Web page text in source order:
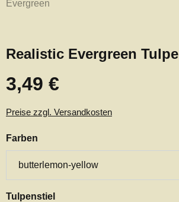
Realistic Evergreen Tulpe
Regulärer Preis:
3,49 €
Preise zzgl. Versandkosten
Farben
Tulpenstielauswählen